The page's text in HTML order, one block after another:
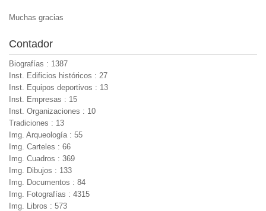
Muchas gracias
Contador
Biografías : 1387
Inst. Edificios históricos : 27
Inst. Equipos deportivos : 13
Inst. Empresas : 15
Inst. Organizaciones : 10
Tradiciones : 13
Img. Arqueología : 55
Img. Carteles : 66
Img. Cuadros : 369
Img. Dibujos : 133
Img. Documentos : 84
Img. Fotografías : 4315
Img. Libros : 573